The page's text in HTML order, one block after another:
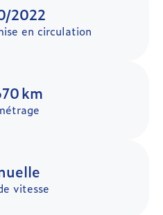
2022
en circulation
km
vitesse